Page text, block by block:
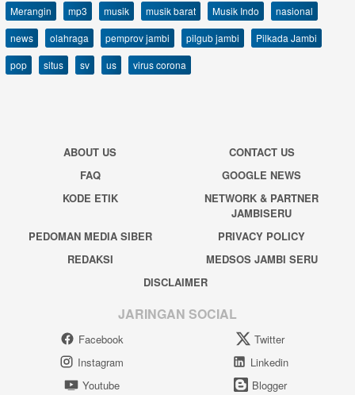
Merangin
mp3 musik musik barat Musik Indo
nasional
news
olahraga pemprov jambi pilgub jambi
Pilkada Jambi
pop
situs sv us virus corona
ABOUT US
CONTACT US
FAQ
GOOGLE NEWS
KODE ETIK
NETWORK & PARTNER
JAMBISERU
PEDOMAN MEDIA SIBER
PRIVACY POLICY
REDAKSI
MEDSOS JAMBI SERU
DISCLAIMER
JARINGAN SOCIAL
Facebook
Twitter
Instagram
Linkedin
Youtube
Blogger